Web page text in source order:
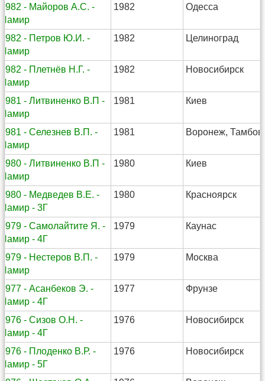
1982 - Майоров А.С. -
Памир
1982 Одесса
1982 - Петров Ю.И. -
Памир
1982 Целиноград
1982 - Плетнёв Н.Г. -
Памир
1982 Новосибирск
1981 - Литвиненко В.П -
Памир
1981 Киев
1981 - Селезнев В.П. -
Памир
1981 Воронеж, Тамбов
1980 - Литвиненко В.П -
Памир
1980 Киев
1980 - Медведев В.Е. -
Памир - 3Г
1980 Красноярск
1979 - Самолайтите Я. -
Памир - 4Г
1979 Каунас
1979 - Нестеров В.П. -
Памир
1979 Москва
1977 - Асанбеков Э. -
Памир - 4Г
1977 Фрунзе
1976 - Сизов О.Н. -
Памир - 4Г
1976 Новосибирск
1976 - Плоденко В.Р. -
Памир - 5Г
1976 Новосибирск